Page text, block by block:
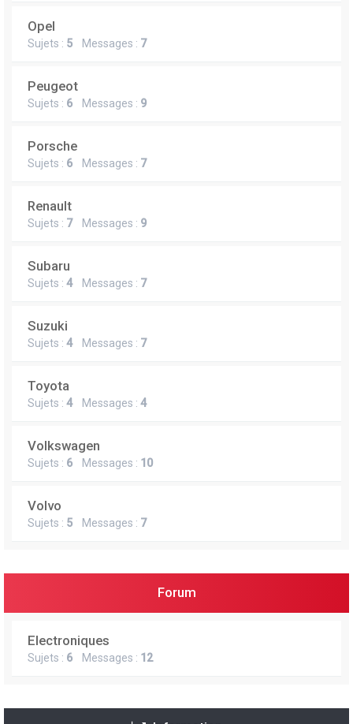
Opel
Sujets : 5 Messages : 7
Peugeot
Sujets : 6 Messages : 9
Porsche
Sujets : 6 Messages : 7
Renault
Sujets : 7Messages : 9
Subaru
Sujets : 4Messages : 7
Suzuki
Sujets : 4Messages : 7
Toyota
Sujets : 4Messages : 4
Volkswagen
Sujets : 6 Messages : 10
Volvo
Sujets : 5 Messages : 7
Forum
Electroniques
Sujets : 6 Messages : 12